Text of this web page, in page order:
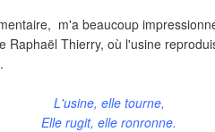
m'a beaucoup
Raphaël Thierry, où l'usine
L'usine, elle tourne,
Elle rugit, elle ronronne.